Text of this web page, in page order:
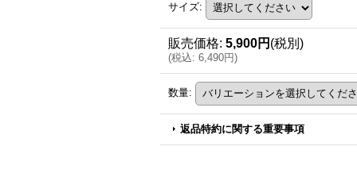
サイズ:
販売価格: 5,900円 (税別)
(税込: 6,490円)
数量:
返品特約に関する重要事項